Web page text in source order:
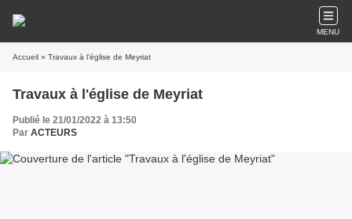
MENU
Accueil » Travaux à l'église de Meyriat
Travaux à l'église de Meyriat
Publié le 21/01/2022 à 13:50
Par ACTEURS